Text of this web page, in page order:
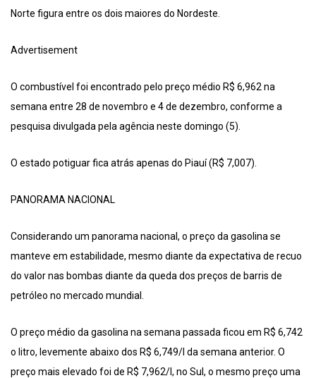
Norte figura entre os dois maiores do Nordeste.
Advertisement
O combustível foi encontrado pelo preço médio R$ 6,962 na
semana entre 28 de novembro e 4 de dezembro, conforme a
pesquisa divulgada pela agência neste domingo (5).
O estado potiguar fica atrás apenas do Piauí (R$ 7,007).
PANORAMA NACIONAL
Considerando um panorama nacional, o preço da gasolina se
manteve em estabilidade, mesmo diante da expectativa de recuo
do valor nas bombas diante da queda dos preços de barris de
petróleo no mercado mundial.
O preço médio da gasolina na semana passada ficou em R$ 6,742
o litro, levemente abaixo dos R$ 6,749/l da semana anterior. O
preço mais elevado foi de R$ 7,962/l, no Sul, o mesmo preço uma